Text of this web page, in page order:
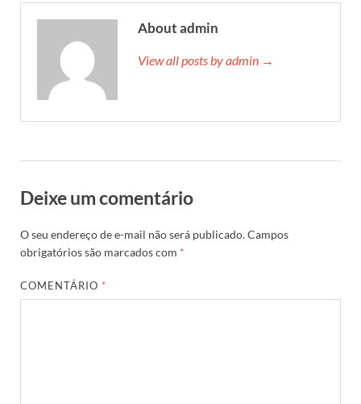
About admin
View all posts by admin →
Deixe um comentário
O seu endereço de e-mail não será publicado.Campos
obrigatórios são marcados com *
COMENTÁRIO *